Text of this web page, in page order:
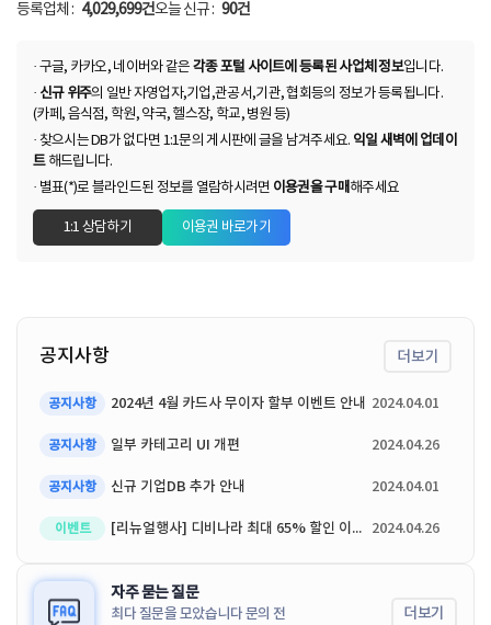
등록업체 : 4,029,699건오늘 신규 : 90건
· 구글, 카카오, 네이버와 같은 각종 포털 사이트에 등록된 사업체 정보입니다.
· 신규 위주의 일반 자영업자,기업,관공서,기관, 협회등의 정보가 등록됩니다.
(카페, 음식점, 학원, 약국, 헬스장, 학교, 병원 등)
· 찾으시는 DB가 없다면 1:1문의 게시판에 글을 남겨주세요. 익일 새벽에 업데이
트해드립니다.
· 별표(*)로 블라인드된 정보를 열람하시려면 이용권을 구매 해주세요
1:1 상담하기 이용권 바로가기
공지사항 더보기
공지사항 2024년 4월 카드사 무이자 할부 이벤트 안내 2024.04.01
공지사항 일부 카테고리 UI 개편 2024.04.26
공지사항 신규 기업DB 추가 안내 2024.04.01
이벤트 [리뉴얼행사] 디비나라 최대 65% 할인 이벤트 2024.04.26
자주 묻는 질문
최다 질문을 모았습니다 문의 전
더보기